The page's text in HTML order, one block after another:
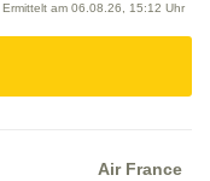
Ermittelt am 06.08.26, 15:12 Uhr
Air France